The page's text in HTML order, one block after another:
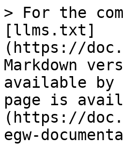
> For the
[llms.txt]
(https://
Markdown
available by
page is
(https://
egw-